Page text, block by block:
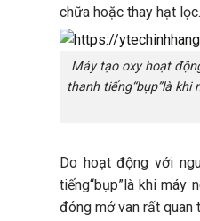
chữa hoặc thay hạt lọc.
Máy tạo oxy hoạt
thanh tiếng“bụp”là khi
Do hoạt động với
tiếng“bụp”là khi máy
đóng mở van rất quan